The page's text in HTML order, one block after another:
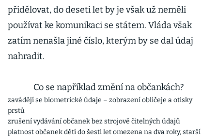
přidělovat, do deseti let by je však už neměli
používat ke komunikaci se státem. Vláda však
zatím nenašla jiné číslo, kterým by se dal údaj
nahradit.
Co se například změní na občankách?
zavádějí se biometrické údaje – zobrazení obličeje a otisky
prstů
zrušení vydávání občanek bez strojově čitelných údajů
platnost občanek dětí do šesti let omezena na dva roky, starší